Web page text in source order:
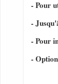
- Pour
-
- Pour
-